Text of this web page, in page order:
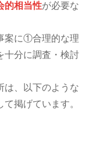
的相当性が必要な
案に①合理的な理
十分に調査・検討
は、以下のような
掲げています。